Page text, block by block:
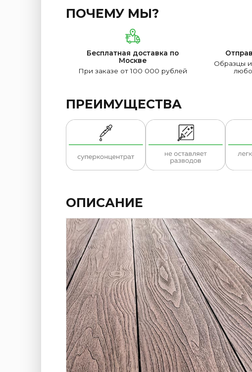
ПОЧЕМУ МЫ?
Бесплатная доставка по
Москве
При заказе от 100 000 рублей
Образцы
ПРЕИМУЩЕСТВА
ОПИСАНИЕ